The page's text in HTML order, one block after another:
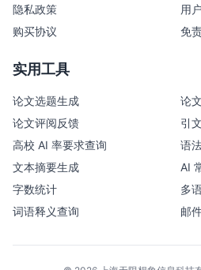
隐私政策
用
购买协议
免
实用工具
论文选题生成
论
论文评阅反馈
引
高校 AI 率要求查询
语
文本摘要生成
AI
字数统计
多
词语释义查询
邮